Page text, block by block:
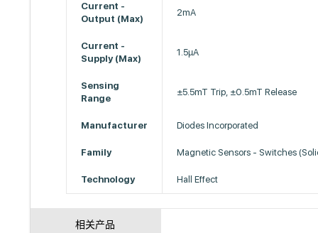
Current -
Output (Max)
2mA
Current -
Supply (Max)
1.5µA
Sensing
Range
±5.5mT Trip, ±0.5mT Release
Manufacturer Diodes Incorporated
Family Magnetic Sensors - Switches
Technology Hall Effect
相关产品